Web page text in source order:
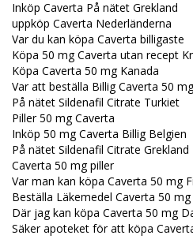
Inköp Caverta På nätet Grekland
uppköp Caverta Nederländerna
Var du kan köpa Caverta billigaste
Köpa 50 mg Caverta utan recept
Köpa Caverta 50 mg Kanada
Var att beställa Billig Caverta 50
På nätet Sildenafil Citrate Turkiet
Piller 50 mg Caverta
Inköp 50 mg Caverta Billig Belgien
På nätet Sildenafil Citrate Grekland
Caverta 50 mg piller
Var man kan köpa Caverta 50 mg
Beställa Läkemedel Caverta 50 mg
Där jag kan köpa Caverta 50 mg
Säker apoteket för att köpa